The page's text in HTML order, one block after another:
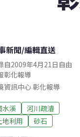
新聞/編輯直送
自2009年4月21日自由
彰化報導
資訊中心 彰化報導
水溪
河川疏濬
地利用
砂石